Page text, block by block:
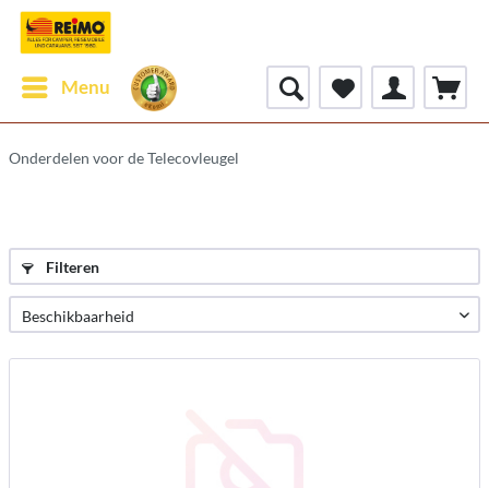
Menu
Onderdelen voor de Telecovleugel
Filteren